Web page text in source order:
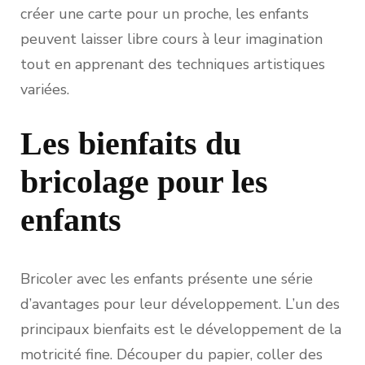
créer une carte pour un proche, les enfants
peuvent laisser libre cours à leur imagination
tout en apprenant des techniques artistiques
variées.
Les bienfaits du
bricolage pour les
enfants
Bricoler avec les enfants présente une série
d’avantages pour leur développement. L’un des
principaux bienfaits est le développement de la
motricité fine. Découper du papier, coller des